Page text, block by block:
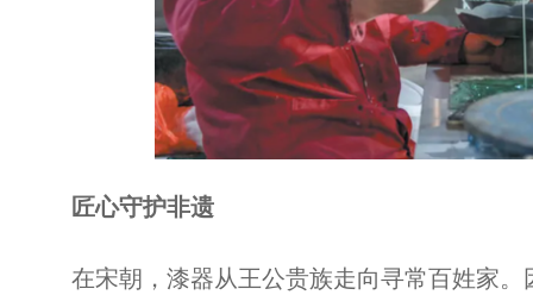
匠心守护非遗
在宋朝，漆器从王公贵族走向寻常百姓家。